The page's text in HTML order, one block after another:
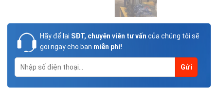
Hãy để lại SĐT, chuyên viên tư vấn của chúng tôi sẽ
gọi ngay cho bạn miễn phí!